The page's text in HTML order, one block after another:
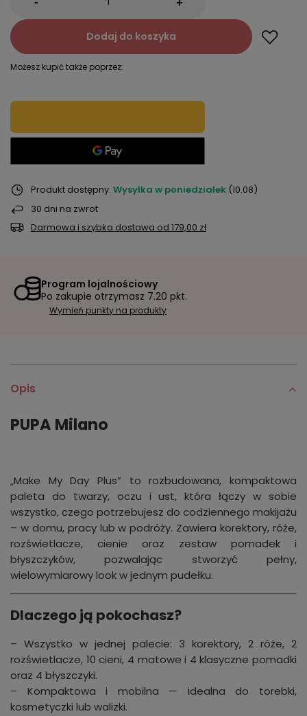
+
Dodaj do koszyka
Możesz kupić także poprzez:
Produkt dostępny Wysyłka w poniedziałek (10.08)
30 dni na zwrot
Darmowa i szybka dostawa od 179,00 zł
Program lojalnościowy
Po zakupie otrzymasz 7.20 pkt.
Wymień punkty na produkty
Opis
PUPA Milano
„Make My Day Plus” to rozbudowana, kompaktowa
paleta do twarzy, oczu i ust, która łączy w sobie
wszystko, czego potrzebujesz do codziennego makijażu
– w domu, pracy lub w podróży. Zawiera korektory, róże,
rozświetlacze, cienie oraz zestaw pomadek i
błyszczyków, pozwalając stworzyć pełny,
wielowymiarowy look w jednym pudełku.
Dlaczego ją pokochasz?
– Wszystko w jednej palecie: 3 korektory, 2 róże, 2
rozświetlacze, 10 cieni, 4 matowe i 4 klasyczne pomadki
oraz 4 błyszczyki.
– Kompaktowa i mobilna — idealna do torebki,
kosmetyczki lub walizki.